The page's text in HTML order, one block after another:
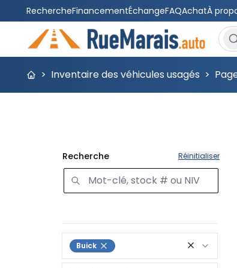
RechercheFinancementÉchangeFAQAchatÀ
> Inventaire des véhicules usagés >
Recherche Réinitialiser
Buick